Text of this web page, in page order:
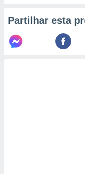
Partilhar esta